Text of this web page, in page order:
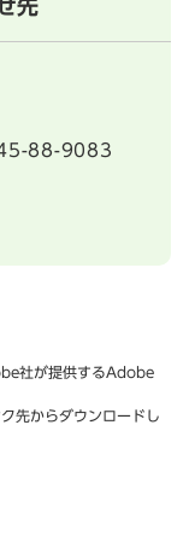
先
88-9083
社が提供するAdobe
先からダウンロードし